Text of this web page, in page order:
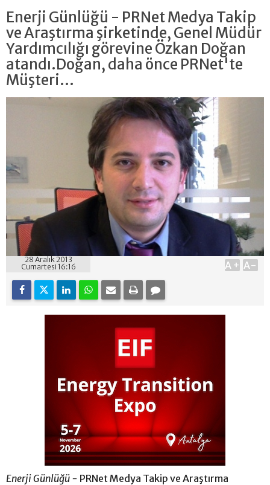
Enerji Günlüğü - PRNet Medya Takip
ve Araştırma şirketinde, Genel Müdür
Yardımcılığı görevine Özkan Doğan
atandı.Doğan, daha önce PRNet'te
Müşteri...
28 Aralık 2013
Cumartesi 16:16
A+ A-
Enerji Günlüğü - PRNet Medya Takip ve Araştırma